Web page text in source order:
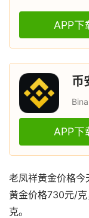
APP下
币
APP下
老凤祥黄金价格
黄金价格730元/
克。